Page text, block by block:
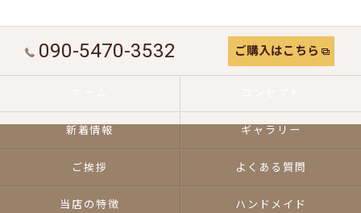
090-5470-3532 ご購入はこちら
新着情報 ギャラリー
ご挨拶 よくある質問
当店の特徴 ハンドメイド